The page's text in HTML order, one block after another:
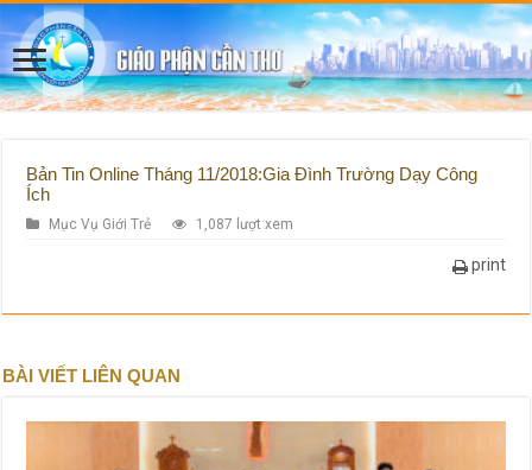
Bản Tin Online Tháng 11/2018:Gia Đình Trường Dạy Công
Ích
Mục Vụ Giới Trẻ 1,087 lượt xem
print
BÀI VIẾT LIÊN QUAN